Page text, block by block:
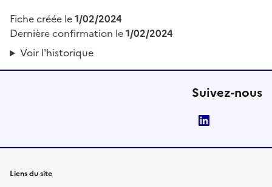
Fiche créée le1/02/2024
Dernière confirmation le1/02/2024
Voir l'historique
Suivez-nous
Liens du site